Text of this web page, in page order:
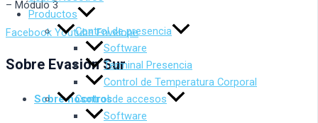
Productos
Control de presencia
Software
Terminal Presencia
Control de Temperatura Corporal
Control de accesos
Software
– Módulo 3
Facebook Youtube Envelope
Sobre Evasión Sur
Sobre nosotros